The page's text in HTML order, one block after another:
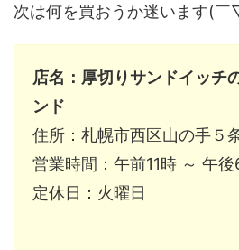
次は何を買おうか迷います(
店名：厚切りサンドイッ
ンド
住所：札幌市西区山の手５
営業時間：午前11時 ～ 午
定休日：火曜日